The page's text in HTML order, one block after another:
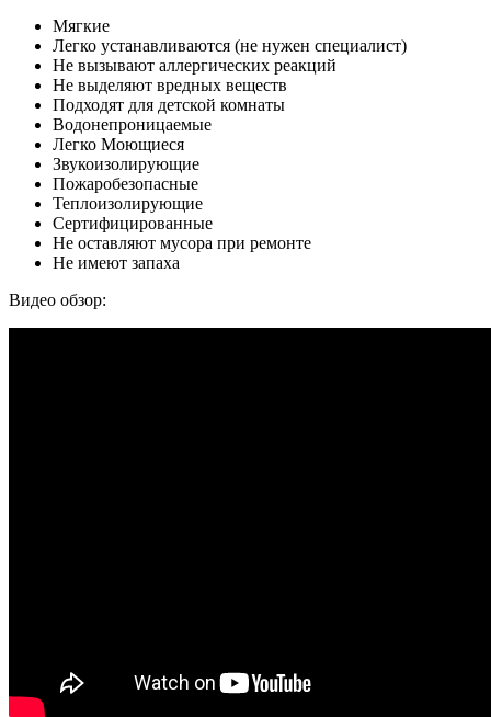
Мягкие
Легко устанавливаются (не нужен специалист)
Не вызывают аллергических реакций
Не выделяют вредных веществ
Подходят для детской комнаты
Водонепроницаемые
Легко Моющиеся
Звукоизолирующие
Пожаробезопасные
Теплоизолирующие
Сертифицированные
Не оставляют мусора при ремонте
Не имеют запаха
Видео обзор: